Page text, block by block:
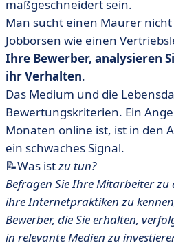
maßgeschneidert sein.
Man sucht einen Maurer
Jobbörsen wie einen
Ihre Bewerber, analysieren
ihr Verhalten.
Das Medium und die
Bewertungskriterien. Ein
Monaten online ist, ist in den
ein schwaches Signal.
📝Was istzu tun?
Befragen Sie Ihre Mitarbeiter zu
ihre Internetpraktiken zu
Bewerber, die Sie erhalten,
in relevante Medien zu